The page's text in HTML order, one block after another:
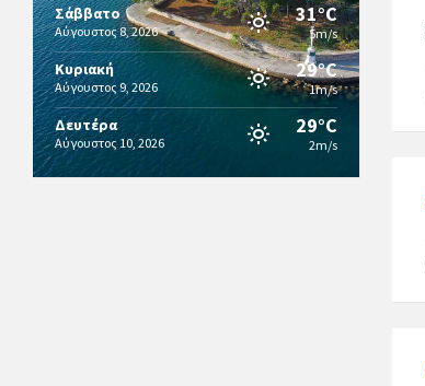
Σάββατο
Αύγουστος 8, 2026
31°C
5m/s
Κυριακή
Αύγουστος 9, 2026
29°C
1m/s
Δευτέρα
Αύγουστος 10, 2026
29°C
2m/s